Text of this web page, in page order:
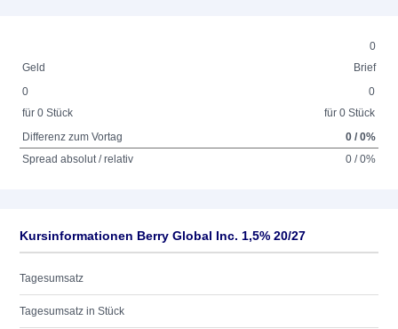
0
Geld
Brief
0
für 0 Stück
0
für 0 Stück
Differenz zum Vortag
0 / 0%
Spread absolut / relativ
0 / 0%
Kursinformationen Berry Global Inc. 1,5% 20/27
Tagesumsatz
Tagesumsatz in Stück